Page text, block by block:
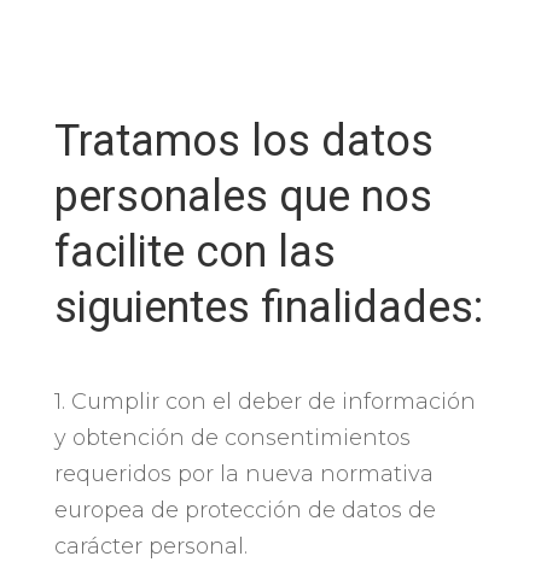
Tratamos los datos
personales que nos
facilite con las
siguientes finalidades:
1. Cumplir con el deber de información
y obtención de consentimientos
requeridos por la nueva normativa
europea de protección de datos de
carácter personal.